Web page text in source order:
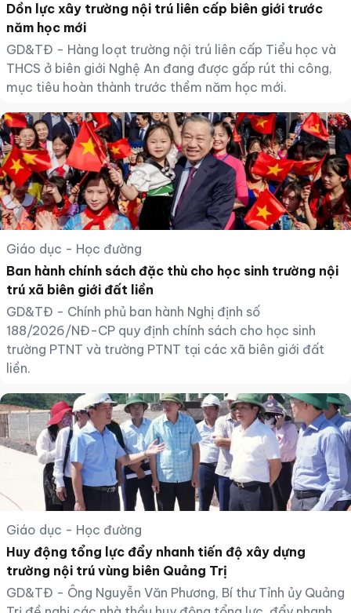
Dồn lực xây trường nội trú liên cấp biên giới trước
năm học mới
GD&TĐ - Hàng loạt trường nội trú liên cấp Tiểu học và
THCS ở biên giới Nghệ An đang được gấp rút thi công,
mục tiêu hoàn thành trước thềm năm học mới.
Giáo dục - Học đường
Ban hành chính sách đặc thù cho học sinh trường nội
trú xã biên giới đất liền
GD&TĐ - Chính phủ ban hành Nghị định số
188/2026/NĐ-CP quy định chính sách cho học sinh
trường PTNT và trường PTNT tại các xã biên giới đất
liền.
Giáo dục - Học đường
Huy động tổng lực đẩy nhanh tiến độ xây dựng
trường nội trú vùng biên Quảng Trị
GD&TĐ - Ông Nguyễn Văn Phương, Bí thư Tỉnh ủy Quảng